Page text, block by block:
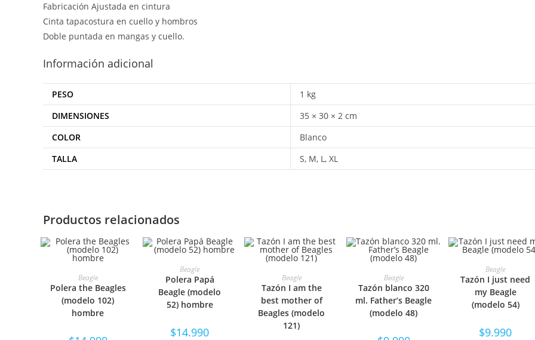
Fabricación Ajustada en cintura
Cinta tapacostura en cuello y hombros
Doble puntada en mangas y cuello.
Información adicional
PESO
1 kg
DIMENSIONES
35 × 30 × 2 cm
COLOR
Blanco
TALLA
S, M, L, XL
Productos relacionados
SELECCIONAR
OPCIONES
Beagle
Polera the Beagles
(modelo 102)
hombre
SELECCIONAR
OPCIONES
Beagle
Polera Papá
Beagle (modelo
52) hombre
$14.990
SELECCIONAR
OPCIONES
Beagle
Tazón I am the
best mother of
Beagles (modelo
121)
SELECCIONAR
OPCIONES
Beagle
Tazón blanco 320
ml. Father’s Beagle
(modelo 48)
SELECCIONAR
OPCIONES
Beagle
Tazón I just need
my Beagle
(modelo 54)
$9.990